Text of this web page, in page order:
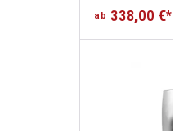
ab 338,00 €*